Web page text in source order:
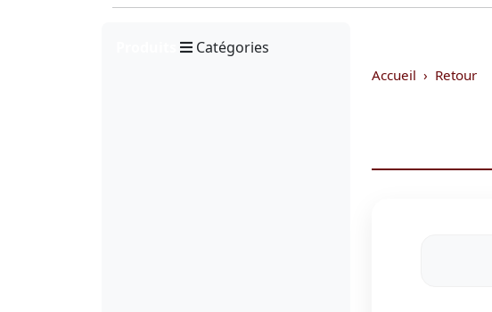
Catégories
Accueil Retour